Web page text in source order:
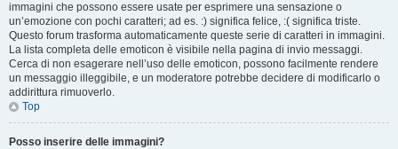
immagini che possono essere usate per esprimere una sensazione o
un’emozione con pochi caratteri; ad es. :) significa felice, :( significa triste.
Questo forum trasforma automaticamente queste serie di caratteri in immagini.
La lista completa delle emoticon è visibile nella pagina di invio messaggi.
Cerca di non esagerare nell’uso delle emoticon, possono facilmente rendere
un messaggio illeggibile, e un moderatore potrebbe decidere di modificarlo o
addirittura rimuoverlo.
Top
Posso inserire delle immagini?